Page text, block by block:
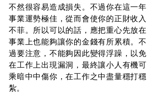
不然很容易造成損失。不過你在這一年
事業運勢極佳，從而會使你的正財收入
不菲。所以可以的話，應把重心先放在
事業上也能夠讓你的金錢有所累積。不
過要注意，不能夠因此變得浮躁，以免
在工作上出現漏洞，最終讓小人有機可
乘暗中中傷你，在工作之中盡量穩打穩
紮。